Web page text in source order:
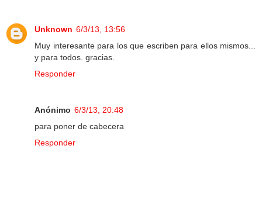
Unknown 6/3/13, 13:56
Muy interesante para los que escriben para ellos mismos...
y para todos. gracias.
Responder
Anónimo 6/3/13, 20:48
para poner de cabecera
Responder